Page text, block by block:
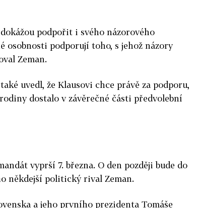
podpořit i svého názorového
osobnosti podporují toho, s jehož názory
Zeman.
uvedl, že Klausovi chce právě za podporu,
dostalo v závěrečné části předvolební
vyprší 7. března. O den později bude do
někdejší politický rival Zeman.
a jeho prvního prezidenta Tomáše